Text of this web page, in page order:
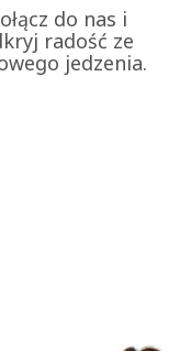
do nas i
radość ze
jedzenia.